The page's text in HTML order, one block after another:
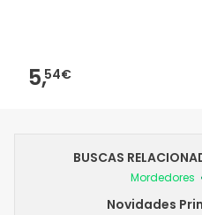
5,54€
BUSCAS
Mordedores
Novidades